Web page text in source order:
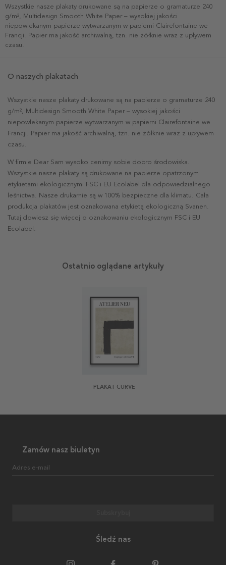
Wszystkie nasze plakaty drukowane są na papierze o gramaturze 240
g/m², Multidesign Smooth White Paper – wysokiej jakości
niepowlekanym papierze wytwarzanym w papierni Clairefontaine we
Francji. Papier ma jakość archiwalną, tzn. nie żółknie wraz z upływem
czasu.
O naszych plakatach
Wszystkie nasze plakaty drukowane są na papierze o gramaturze 240
g/m², Multidesign Smooth White Paper – wysokiej jakości
niepowlekanym papierze wytwarzanym w papierni Clairefontaine we
Francji. Papier ma jakość archiwalną, tzn. nie żółknie wraz z upływem
czasu.
W firmie Dear Sam wysoko cenimy sobie dobro środowiska.
Wszystkie nasze plakaty są drukowane na papierze opatrzonym
etykietami ekologicznymi FSC i EU Ecolabel dla odpowiedzialnego
leśnictwa. Nasze drukarnie są w 100% bezpieczne dla klimatu. Cała
produkcja plakatów jest oznakowana etykietą ekologiczną Svanen.
Tutaj dowiesz się więcej o oznakowaniu ekologicznym FSC i EU
Ecolabel.
Ostatnio oglądane artykuły
PLAKAT CURVE
Zamów nasz biuletyn
Adres e-mail
Śledź nas